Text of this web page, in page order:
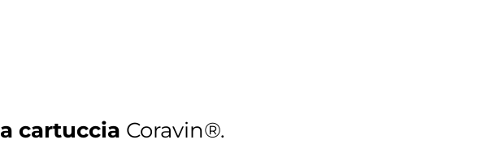
a cartuccia Coravin®.